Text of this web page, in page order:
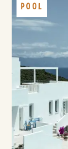
POOL